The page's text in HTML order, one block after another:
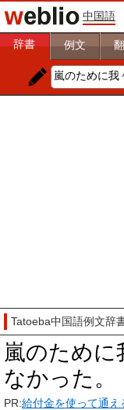
中国語
辞書 例文
Tatoeba中国語例文辞
嵐のために
なかった。
PR:給付金を使って通え